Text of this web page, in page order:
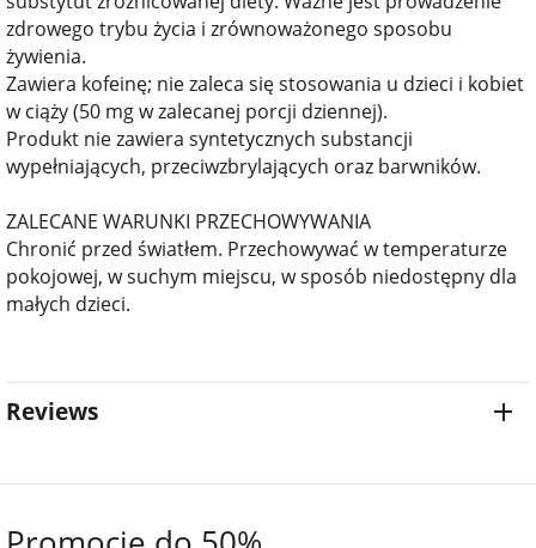
zdrowego trybu życia i zrównoważonego sposobu
żywienia.
Zawiera kofeinę; nie zaleca się stosowania u dzieci i kobiet
w ciąży (50 mg w zalecanej porcji dziennej).
Produkt nie zawiera syntetycznych substancji
wypełniających, przeciwzbrylających oraz barwników.
ZALECANE WARUNKI PRZECHOWYWANIA
Chronić przed światłem. Przechowywać w temperaturze
pokojowej, w suchym miejscu, w sposób niedostępny dla
małych dzieci.
Reviews